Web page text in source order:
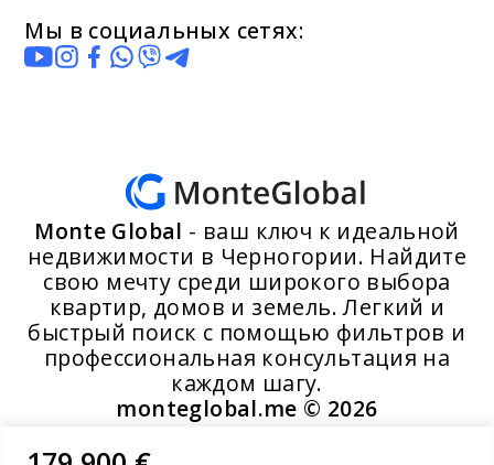
Мы в социальных сетях:
Monte Global - ваш ключ к идеальной
недвижимости в Черногории. Найдите
свою мечту среди широкого выбора
квартир, домов и земель. Легкий и
быстрый поиск с помощью фильтров и
профессиональная консультация на
каждом шагу.
monteglobal.me © 2026